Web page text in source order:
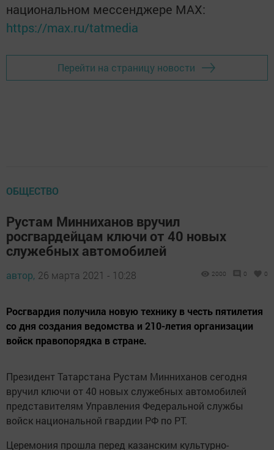
национальном мессенджере MАХ:
https://max.ru/tatmedia
Перейти на страницу новости
ОБЩЕСТВО
Рустам Минниханов вручил
росгвардейцам ключи от 40 новых
служебных автомобилей
автор, 26 марта 2021 - 10:28 2000 0 0
Росгвардия получила новую технику в честь пятилетия
со дня создания ведомства и 210-летия организации
войск правопорядка в стране.
Президент Татарстана Рустам Минниханов сегодня
вручил ключи от 40 новых служебных автомобилей
представителям Управления Федеральной службы
войск национальной гвардии РФ по РТ.
Церемония прошла перед казанским культурно-